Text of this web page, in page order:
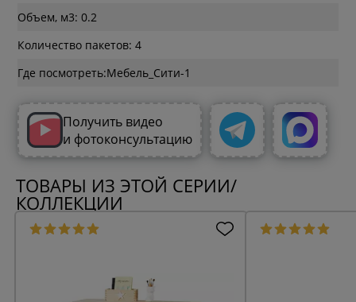
Объем, м3: 0.2
Количество пакетов: 4
Где посмотреть:
Получить видео
и фотоконсультацию
ТОВАРЫ ИЗ ЭТОЙ СЕРИИ/
КОЛЛЕКЦИИ